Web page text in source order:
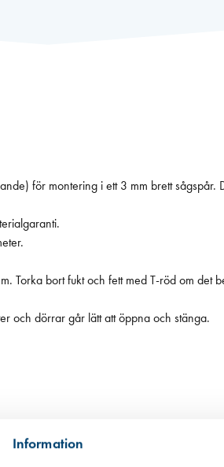
Information
för montering i ett 3 mm brett sågspår.
om 75 meter.
Torka bort fukt och fett med T-röd om det
och dörrar går lätt att öppna och stänga.